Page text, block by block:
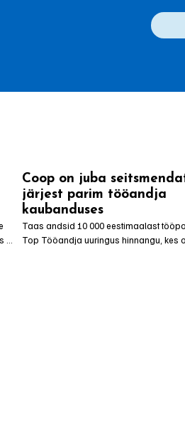
Coop on juba
järjest parim tööandja
kaubanduses
Taas andsid 10 000 eestimaalast
Top Tööandja uuringus hinnangu, kes